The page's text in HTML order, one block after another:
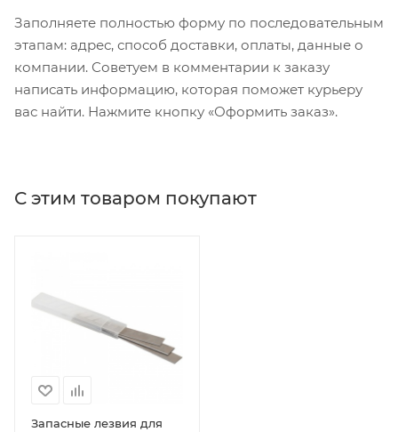
Заполняете полностью форму по последовательным
этапам: адрес, способ доставки, оплаты, данные о
компании. Советуем в комментарии к заказу
написать информацию, которая поможет курьеру
вас найти. Нажмите кнопку «Оформить заказ».
С этим товаром покупают
Запасные лезвия для